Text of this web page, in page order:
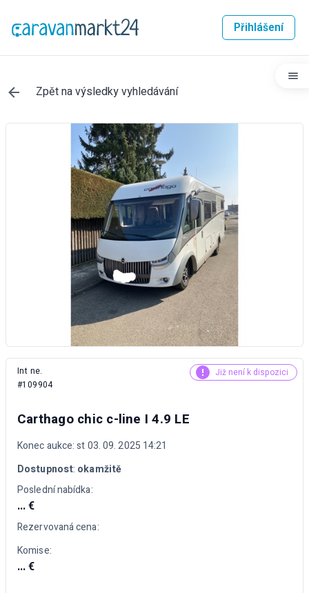
Přihlášení
Zpět na výsledky vyhledávání
Int ne.
#109904
Již není k dispozici
Carthago chic c-line I 4.9 LE
Konec aukce: st 03. 09. 2025 14:21
Dostupnost: okamžitě
Poslední nabídka:
... €
Rezervovaná cena:
Komise:
... €